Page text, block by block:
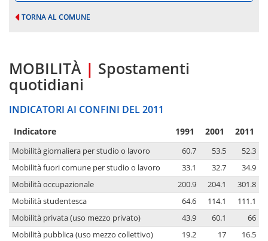
TORNA AL COMUNE
MOBILITÀ | Spostamenti
quotidiani
INDICATORI AI CONFINI DEL 2011
Indicatore 1991 2001 2011
Mobilità giornaliera per studio o lavoro 60.7 53.5
52.3
Mobilità fuori comune per studio o lavoro
33.1 32.7
34.9
Mobilità occupazionale
200.9 204.1
301.8
Mobilità studentesca
64.6 114.1
111.1
Mobilità privata (uso mezzo privato)
43.9 60.1
66
Mobilità pubblica (uso mezzo collettivo)
19.2 17
16.5